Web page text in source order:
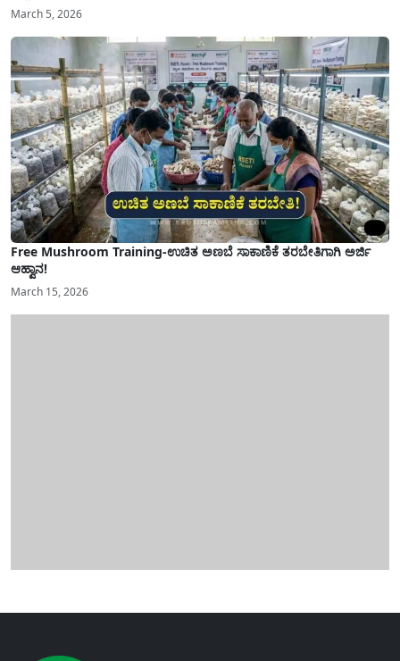
March 5, 2026
Free Mushroom Training-ಉಚಿತ ಅಣಬೆ ಸಾಕಾಣಿಕೆ ತರಬೇತಿಗಾಗಿ ಅರ್ಜಿ
ಆಹ್ವಾನ!
March 15, 2026